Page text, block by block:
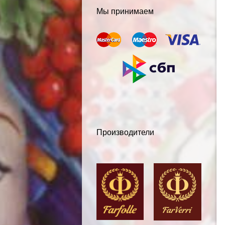
Мы принимаем
Производители